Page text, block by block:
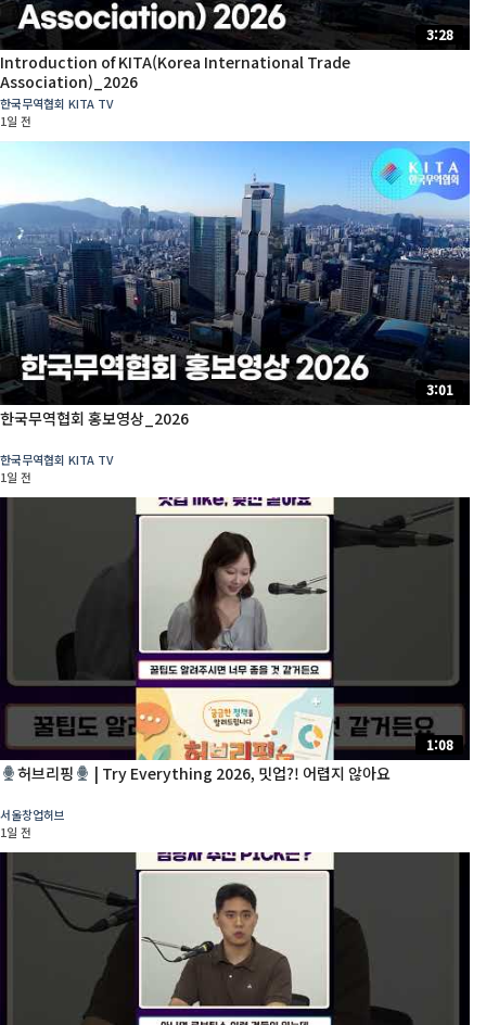
3:28
Introduction of KITA(Korea International Trade
Association)_2026
한국무역협회 KITA TV
1일 전
3:01
한국무역협회 홍보영상_2026
한국무역협회 KITA TV
1일 전
1:08
허브리핑 | Try Everything 2026, 밋업?! 어렵지 않아요
서울창업허브
1일 전